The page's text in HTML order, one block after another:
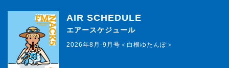
AIR SCHEDULE
エアースケジュール
2026年8月-9月号＜白根ゆたんぽ＞